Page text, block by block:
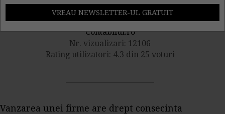
Publicat de catre
Contabilul.ro
Nr. vizualizari: 12106
Rating utilizatori: 4.3 din 25 voturi
Vanzarea unei firme are drept consecinta